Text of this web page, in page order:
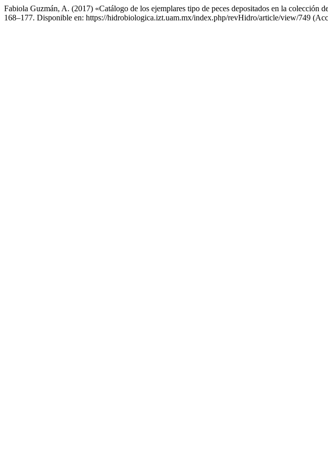
Fabiola Guzmán, A. (2017) «Catálogo de los ejemplares tipo de peces depositados en la
168–177. Disponible en: https://hidrobiologica.izt.uam.mx/index.php/revHidro/article/view/749